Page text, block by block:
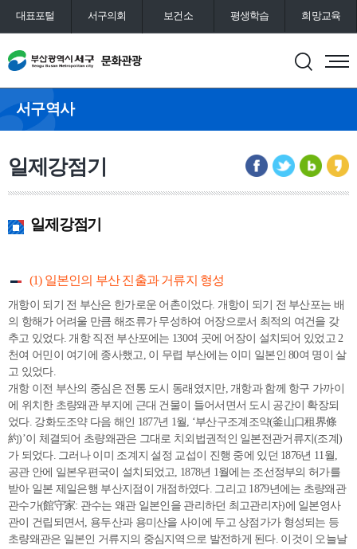
대표포털 서구의회 보건소 평생학습 희망교육
통합예약
서구역사
일제강점기
일제강점기
(1) 일본인의 부산 진출과 거류지 형성
개항이 되기 전 부산은 한가로운 어촌이었다. 개항이 되기 전 부산포는 배
의 항해가 어려울 만큼 해조류가 무성하여 어장으로서 최적의 여건을 갖
추고 있었다. 개항 직전 부산포에는 130여 곳에 어장이 설치되어 있었고 2
천여 어민이 여기에 종사했고, 이 무렵 부산에는 이미 일본인 80여 명이 살
고 있었다.
개항 이전 부산의 중심은 전통 도시 동래였지만, 개항과 함께 항구 가까이
에 위치한 초량왜관 부지에 근대 건물이 들어서면서 도시 공간이 확장되
었다. 강화도조약 다음 해인 1877년 1월, ‘부산구조계조약(釜山口租界條
約)’이 체결되어 초량왜관은 그대로 치외법권적인 일본전관거류지(조계)
가 되었다. 그러나 이미 조계지 설정 교섭이 진행 중에 있던 1876년 11월,
공관 안에 일본우편국이 설치되었고, 1878년 1월에는 조선정부의 허가를
받아 일본 제일은행 부산지점이 개점하였다. 그리고 1879년에는 초량왜관
관수가(館守家: 관수는 왜관 일본인을 관리하던 최고관리자)에 일본영사
관이 건립되면서, 용두산과 용미산을 사이에 두고 상점가가 형성되는 등
초량왜관은 일본인 거류지의 중심지역으로 발전하게 된다. 이것이 오늘날